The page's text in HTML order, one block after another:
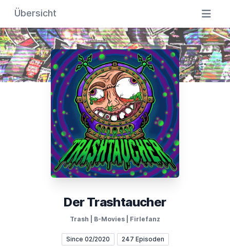
Übersicht
Der Trashtaucher
Trash | B-Movies | Firlefanz
Since 02/2020 247 Episoden